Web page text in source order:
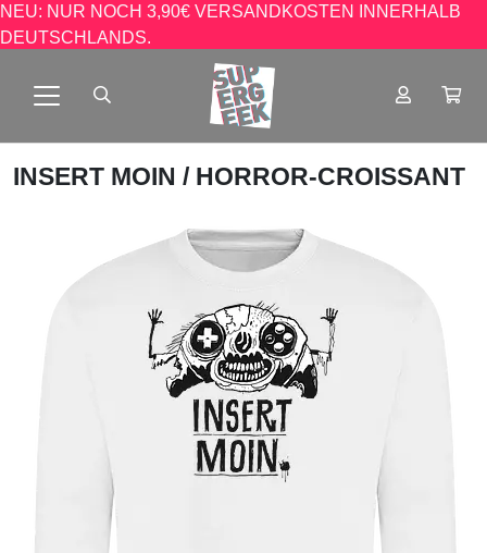
NEU: NUR NOCH 3,90€ VERSANDKOSTEN INNERHALB
DEUTSCHLANDS.
INSERT MOIN / HORROR-CROISSANT